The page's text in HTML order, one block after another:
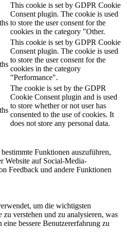
This cookie is set by GDPR Cookie
Consent plugin. The cookie is used
to store the user consent for the
cookies in the category "Other.
This cookie is set by GDPR Cookie
Consent plugin. The cookie is used
to store the user consent for the
cookies in the category
"Performance".
The cookie is set by the GDPR
Cookie Consent plugin and is used
to store whether or not user has
consented to the use of cookies. It
does not store any personal data.
Funktionen auszuführen,
Website auf Social-Media-
Feedback und andere Funktionen
um die wichtigsten
zu verstehen und zu analysieren, was
bessere Benutzererfahrung zu